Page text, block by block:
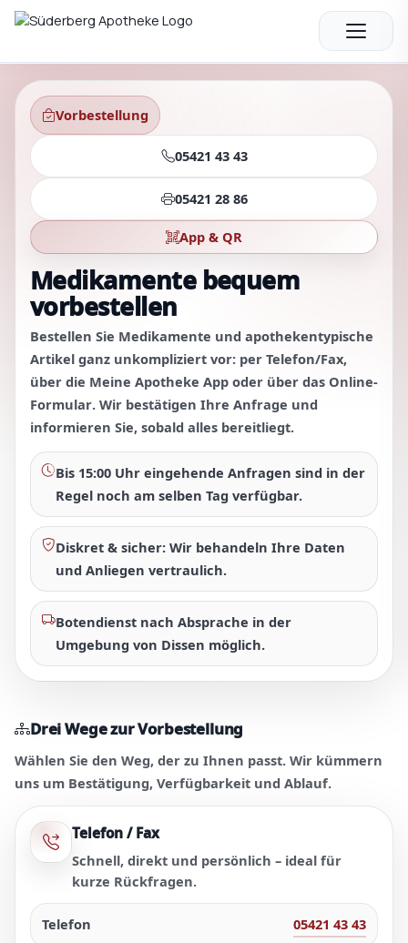
Zum
Inhalt
Vorbestellung
05421 43 43
05421 28 86
App & QR
Medikamente bequem
vorbestellen
Bestellen Sie Medikamente und apothekentypische
Artikel ganz unkompliziert vor: per Telefon/Fax,
über die Meine Apotheke App oder über das Online-
Formular. Wir bestätigen Ihre Anfrage und
informieren Sie, sobald alles bereitliegt.
Bis 15:00 Uhr eingehende Anfragen sind in der
Regel noch am selben Tag verfügbar.
Diskret & sicher: Wir behandeln Ihre Daten
und Anliegen vertraulich.
Botendienst nach Absprache in der
Umgebung von Dissen möglich.
Drei Wege zur Vorbestellung
Wählen Sie den Weg, der zu Ihnen passt. Wir kümmern
uns um Bestätigung, Verfügbarkeit und Ablauf.
Telefon / Fax
Schnell, direkt und persönlich – ideal für
kurze Rückfragen.
Telefon 05421 43 43